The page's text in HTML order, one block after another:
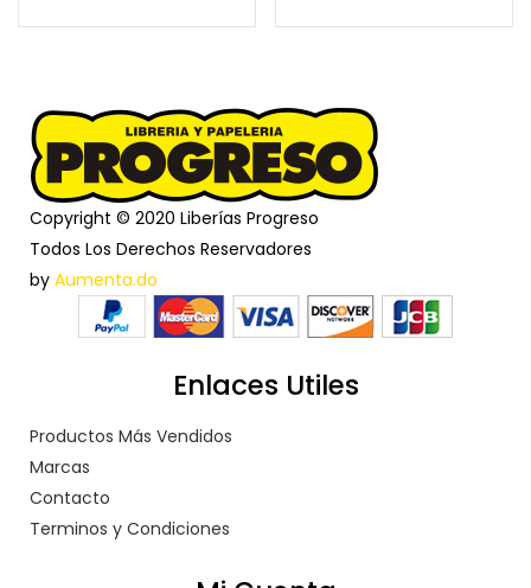
Copyright © 2020 Liberías Progreso
Todos Los Derechos Reservadores
by Aumenta.do
Enlaces Utiles
Productos Más Vendidos
Marcas
Contacto
Terminos y Condiciones